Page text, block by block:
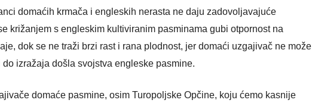
domaćih krmača i engleskih nerasta ne daju zadovoljavajuće
križanjem s engleskim kultiviranim pasminama gubi otpornost na
dok se ne traži brzi rast i rana plodnost, jer domaći uzgajivač ne može
do izražaja došla svojstva engleske pasmine.
domaće pasmine, osim Turopoljske Opčine, koju ćemo kasnije